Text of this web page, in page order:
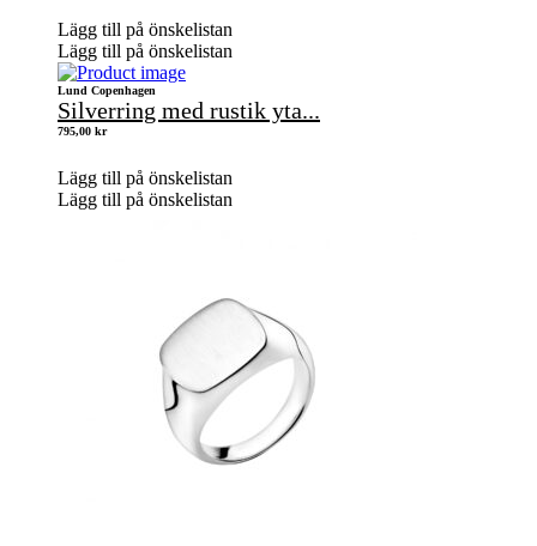
Lägg till på önskelistan
Lägg till på önskelistan
Lund Copenhagen
Silverring med rustik yta...
795,00 kr
Lägg till på önskelistan
Lägg till på önskelistan